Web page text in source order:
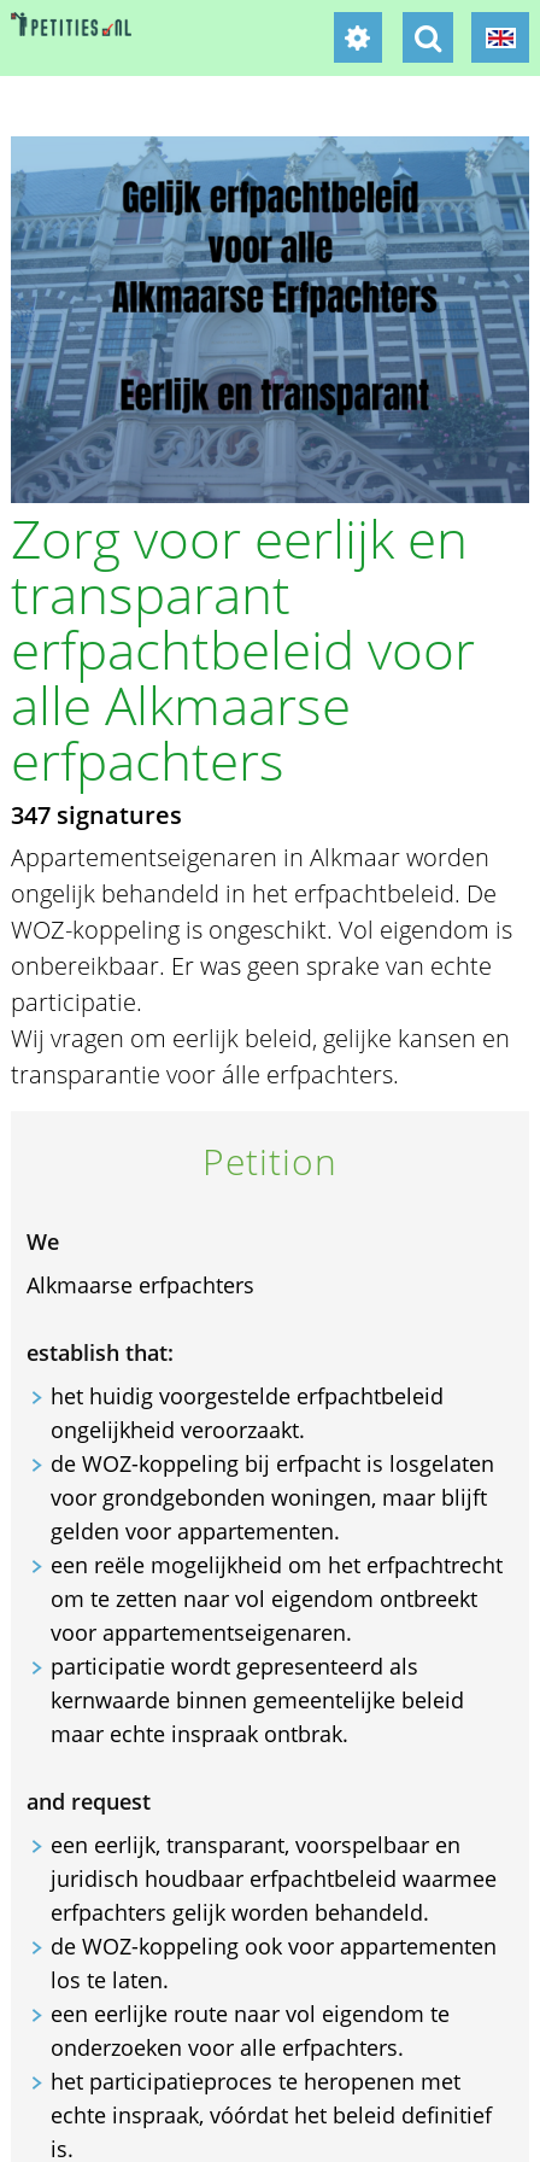
Zorg voor eerlijk en
transparant
erfpachtbeleid voor
alle Alkmaarse
erfpachters
347 signatures
Appartementseigenaren in Alkmaar worden
ongelijk behandeld in het erfpachtbeleid. De
WOZ-koppeling is ongeschikt. Vol eigendom is
onbereikbaar. Er was geen sprake van echte
participatie.
Wij vragen om eerlijk beleid, gelijke kansen en
transparantie voor álle erfpachters.
Petition
We
Alkmaarse erfpachters
establish that:
het huidig voorgestelde erfpachtbeleid
ongelijkheid veroorzaakt.
de WOZ-koppeling bij erfpacht is losgelaten
voor grondgebonden woningen, maar blijft
gelden voor appartementen.
een reële mogelijkheid om het erfpachtrecht
om te zetten naar vol eigendom ontbreekt
voor appartementseigenaren.
participatie wordt gepresenteerd als
kernwaarde binnen gemeentelijke beleid
maar echte inspraak ontbrak.
and request
een eerlijk, transparant, voorspelbaar en
juridisch houdbaar erfpachtbeleid waarmee
erfpachters gelijk worden behandeld.
de WOZ-koppeling ook voor appartementen
los te laten.
een eerlijke route naar vol eigendom te
onderzoeken voor alle erfpachters.
het participatieproces te heropenen met
echte inspraak, vóórdat het beleid definitief
is.